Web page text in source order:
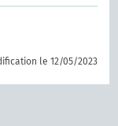
le 12/05/2023